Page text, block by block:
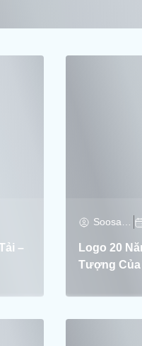
–
Logo 20
Tượng Của